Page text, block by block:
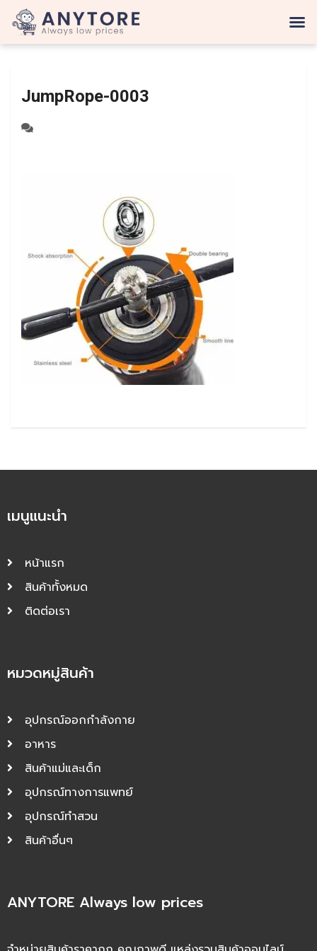
JumpRope-0003
เมนูแนะนำ
หน้าแรก
สินค้าทั้งหมด
ติดต่อเรา
หมวดหมู่สินค้า
อุปกรณ์ออกกำลังกาย
อาหาร
สินค้าแม่และเด็ก
อุปกรณ์ทางการแพทย์
อุปกรณ์ทำสวน
สินค้าอื่นๆ
ANYTORE Always low prices